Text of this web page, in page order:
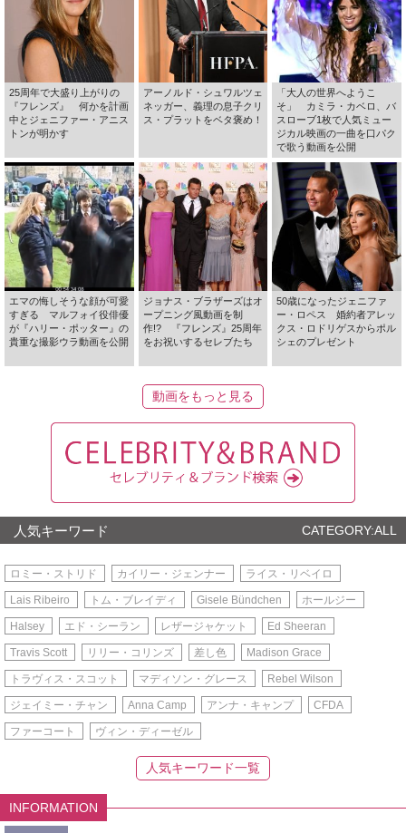
25周年で大盛り上がりの
『フレンズ』 何かを計画
中とジェニファー・アニス
トンが明かす
アーノルド・シュワルツェ
ネッガー、義理の息子クリ
ス・プラットをベタ褒め！
「大人の世界へようこ
そ」 カミラ・カベロ、バ
スローブ1枚で人気ミュー
ジカル映画の一曲を口パク
で歌う動画を公開
エマの悔しそうな顔が可愛
すぎる マルフォイ役俳優
が『ハリー・ポッター』の
貴重な撮影ウラ動画を公開
ジョナス・ブラザーズはオ
ープニング風動画を制
作!? 『フレンズ』25周年
をお祝いするセレブたち
50歳になったジェニファ
ー・ロペス 婚約者アレッ
クス・ロドリゲスからポル
シェのプレゼント
動画をもっと見る
人気キーワード CATEGORY:ALL
ロミー・ストリド カイリー・ジェンナー ライス・リベイロ
Lais Ribeiro トム・ブレイディ Gisele Bündchen ホールジー
Halsey エド・シーラン レザージャケット Ed Sheeran
Travis Scott リリー・コリンズ 差し色 Madison Grace
トラヴィス・スコット マディソン・グレース Rebel Wilson
ジェイミー・チャン Anna Camp アンナ・キャンプ CFDA
ファーコート ヴィン・ディーゼル
人気キーワード一覧
INFORMATION